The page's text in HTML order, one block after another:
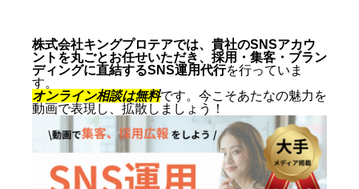
株式会社キングプロテアでは、貴社のSNSアカウ
ントを丸ごとお任せいただき、採用・集客・ブラン
ディングに直結するSNS運用代行を行っていま
す。
オンライン相談は無料です。今こそあたなの魅力を
動画で表現し、拡散しましょう！